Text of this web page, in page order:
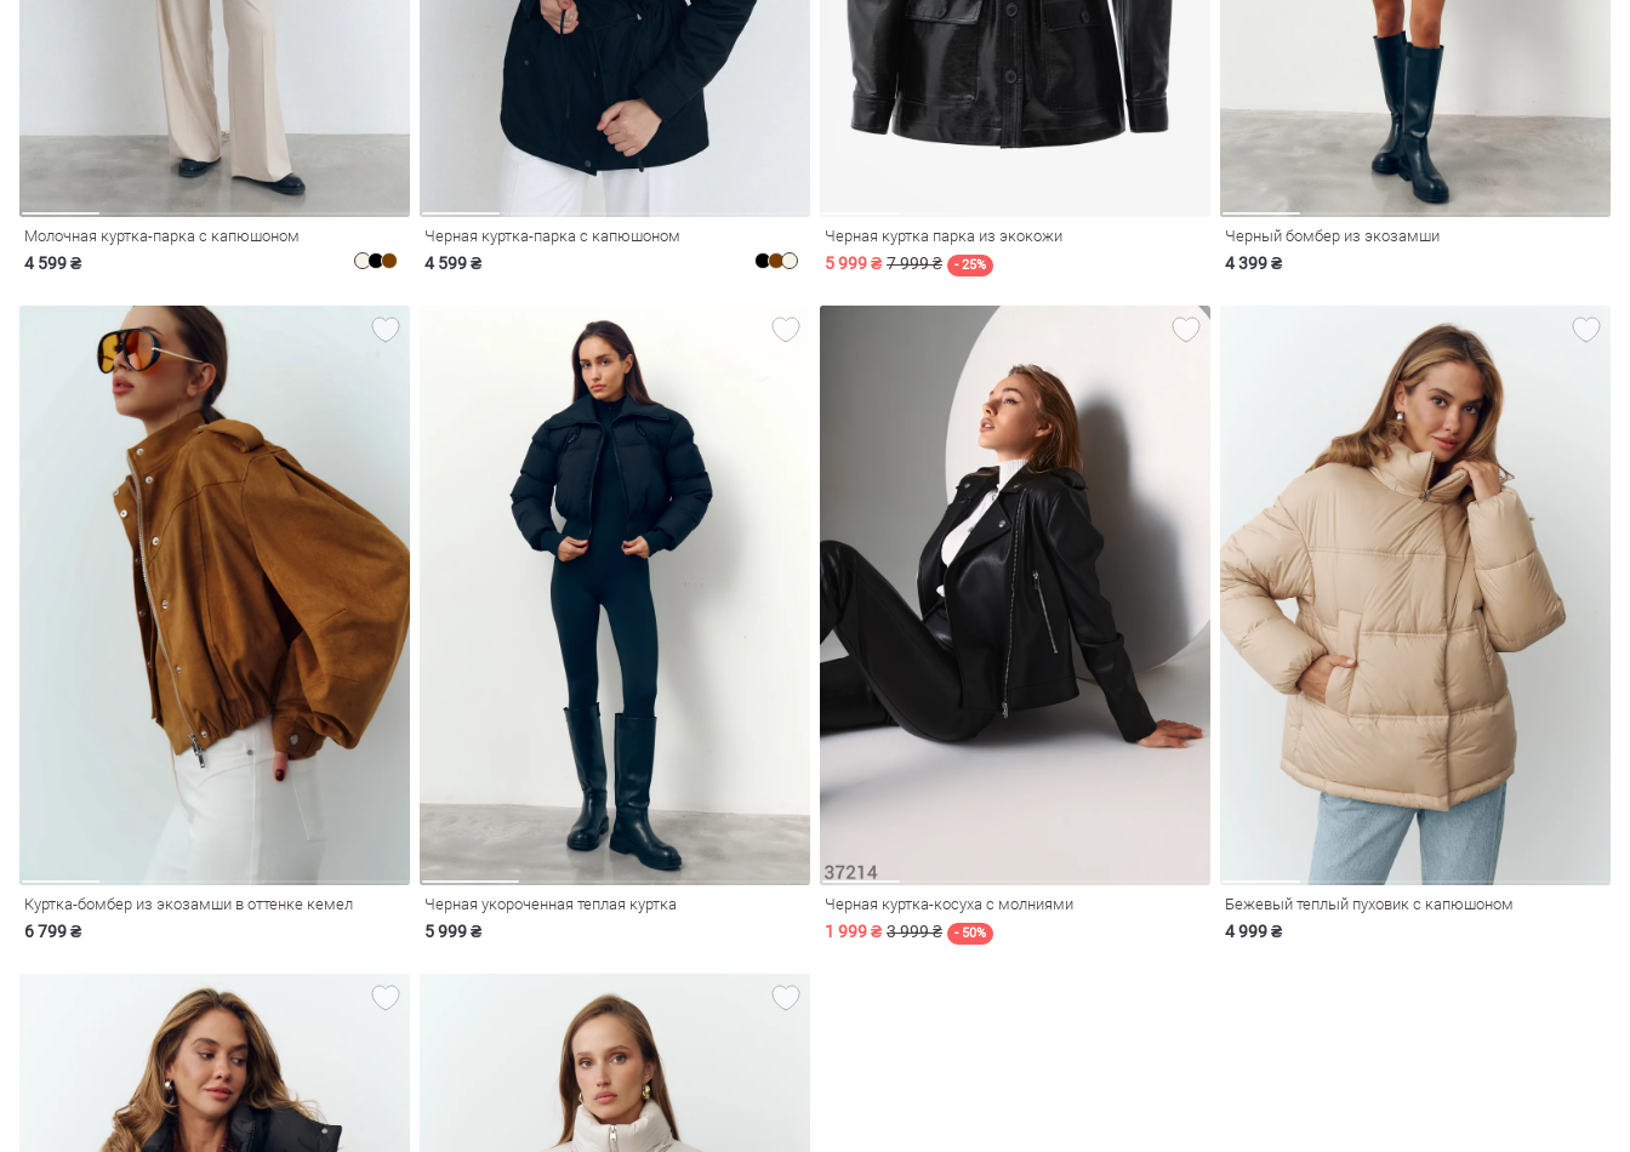
ОчкиКосметика
Молочная куртка-парка с капюшоном
4 599 ₴
Черная куртка-парка с капюшоном
4 599 ₴
Черная куртка парка из экокожи
5 999 ₴ 7 999 ₴ - 25%
Черный бомбер из экозамши
4 399 ₴
Куртка-бомбер из экозамши в оттенке кемел
6 799 ₴
Черная укороченная теплая куртка
5 999 ₴
Черная куртка-косуха с молниями
1 999 ₴ 3 999 ₴ - 50%
Бежевый теплый пуховик с капюшоном
4 999 ₴